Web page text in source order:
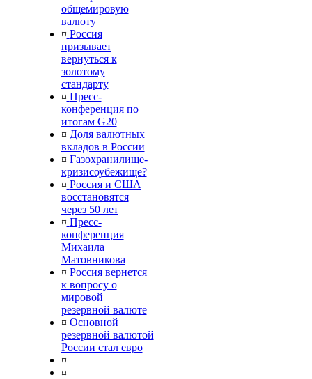
общемировую
валюту
¤ Россия
призывает
вернуться к
золотому
стандарту
¤ Пресс-
конференция по
итогам G20
¤ Доля валютных
вкладов в России
¤ Газохранилище-
кризисоубежище?
¤ Россия и США
восстановятся
через 50 лет
¤ Пресс-
конференция
Михаила
Матовникова
¤ Россия вернется
к вопросу о
мировой
резервной валюте
¤ Основной
резервной валютой
России стал евро
¤
¤